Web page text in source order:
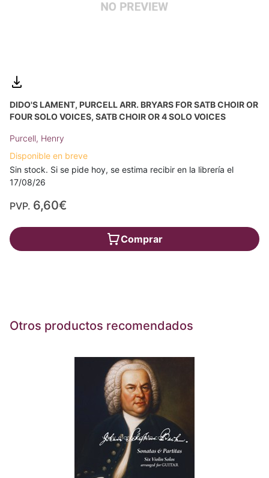
DIDO'S LAMENT, PURCELL ARR. BRYARS FOR SATB CHOIR OR
FOUR SOLO VOICES, SATB CHOIR OR 4 SOLO VOICES
Purcell, Henry
Disponible en breve
Sin stock. Si se pide hoy, se estima recibir en la librería el
17/08/26
PVP. 6,60€
Comprar
Otros productos recomendados